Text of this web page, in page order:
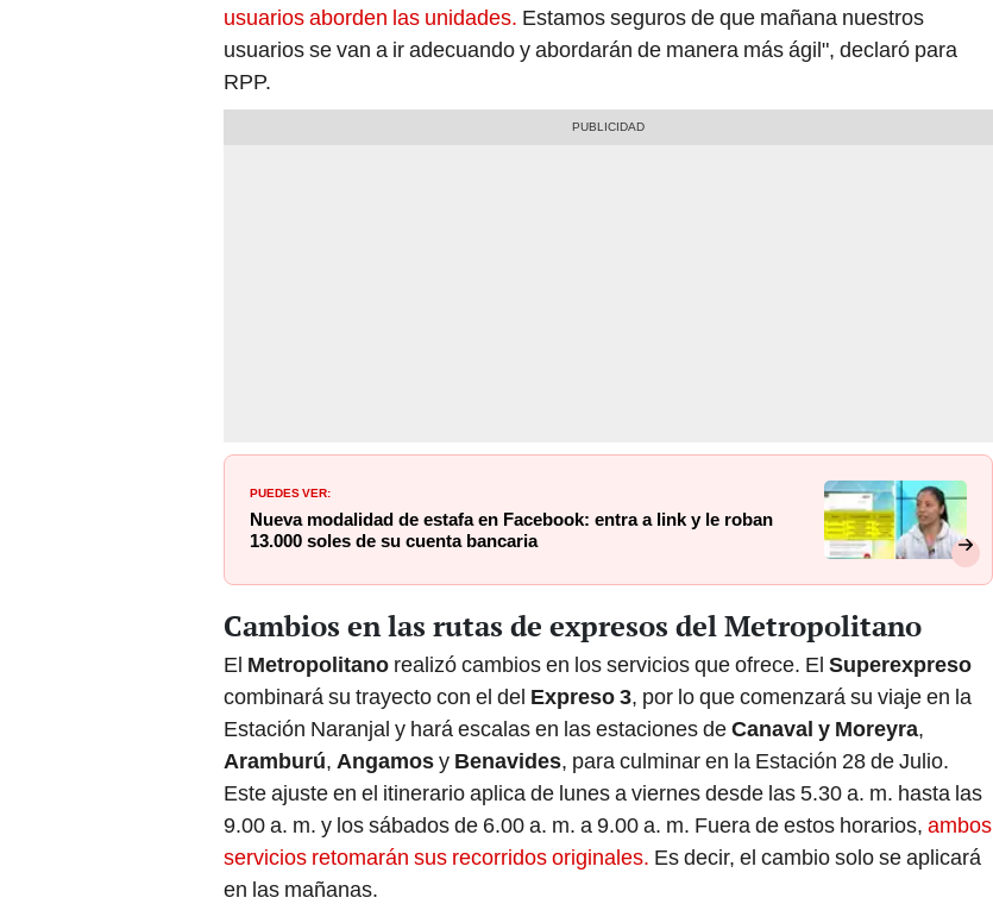
usuarios aborden las unidades. Estamos seguros de que mañana nuestros
usuarios se van a ir adecuando y abordarán de manera más ágil", declaró para
RPP.
PUEDES VER:
Nueva modalidad de estafa en Facebook: entra a link y le roban
13.000 soles de su cuenta bancaria
Cambios en las rutas de expresos del Metropolitano
El Metropolitano realizó cambios en los servicios que ofrece. El Superexpreso
combinará su trayecto con el del Expreso 3, por lo que comenzará su viaje en la
Estación Naranjal y hará escalas en las estaciones deCanaval y Moreyra,
Aramburú, Angamosy Benavides, para culminar en la Estación 28 de Julio.
Este ajuste en el itinerario aplica de lunes a viernes desde las 5.30 a. m. hasta las
9.00 a. m. y los sábados de 6.00 a. m. a 9.00 a. m. Fuera de estos horarios, ambos
servicios retomarán sus recorridos originales. Es decir, el cambio solo se aplicará
en las mañanas.